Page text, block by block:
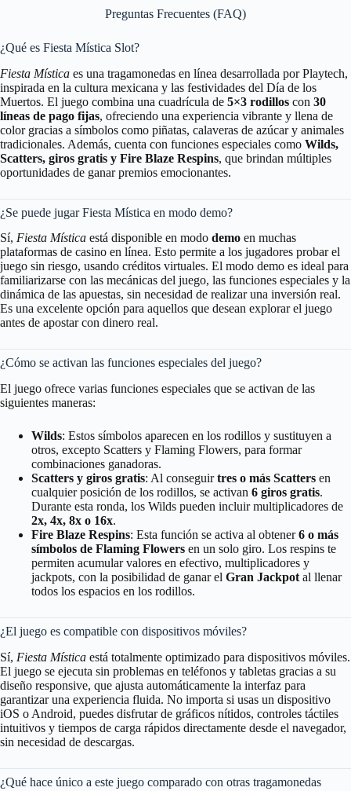
Preguntas Frecuentes (FAQ)
¿Qué es Fiesta Mística Slot?
Fiesta Mística es una tragamonedas en línea desarrollada por Playtech,
inspirada en la cultura mexicana y las festividades del Día de los
Muertos. El juego combina una cuadrícula de 5×3 rodillos con 30
líneas de pago fijas, ofreciendo una experiencia vibrante y llena de
color gracias a símbolos como piñatas, calaveras de azúcar y animales
tradicionales. Además, cuenta con funciones especiales como Wilds,
Scatters, giros gratis y Fire Blaze Respins, que brindan múltiples
oportunidades de ganar premios emocionantes.
¿Se puede jugar Fiesta Mística en modo demo?
Sí, Fiesta Mística está disponible en modo demo en muchas
plataformas de casino en línea. Esto permite a los jugadores probar el
juego sin riesgo, usando créditos virtuales. El modo demo es ideal para
familiarizarse con las mecánicas del juego, las funciones especiales y la
dinámica de las apuestas, sin necesidad de realizar una inversión real.
Es una excelente opción para aquellos que desean explorar el juego
antes de apostar con dinero real.
¿Cómo se activan las funciones especiales del juego?
El juego ofrece varias funciones especiales que se activan de las
siguientes maneras:
Wilds: Estos símbolos aparecen en los rodillos y sustituyen a
otros, excepto Scatters y Flaming Flowers, para formar
combinaciones ganadoras.
Scatters y giros gratis: Al conseguirtres o más Scatters en
cualquier posición de los rodillos, se activan 6 giros gratis.
Durante esta ronda, los Wilds pueden incluir multiplicadores de
2x, 4x, 8x o 16x.
Fire Blaze Respins: Esta función se activa al obtener6 o más
símbolos de Flaming Flowers en un solo giro. Los respins te
permiten acumular valores en efectivo, multiplicadores y
jackpots, con la posibilidad de ganar el Gran Jackpot al llenar
todos los espacios en los rodillos.
¿El juego es compatible con dispositivos móviles?
Sí, Fiesta Mística está totalmente optimizado para dispositivos móviles.
El juego se ejecuta sin problemas en teléfonos y tabletas gracias a su
diseño responsive, que ajusta automáticamente la interfaz para
garantizar una experiencia fluida. No importa si usas un dispositivo
iOS o Android, puedes disfrutar de gráficos nítidos, controles táctiles
intuitivos y tiempos de carga rápidos directamente desde el navegador,
sin necesidad de descargas.
¿Qué hace único a este juego comparado con otras tragamonedas